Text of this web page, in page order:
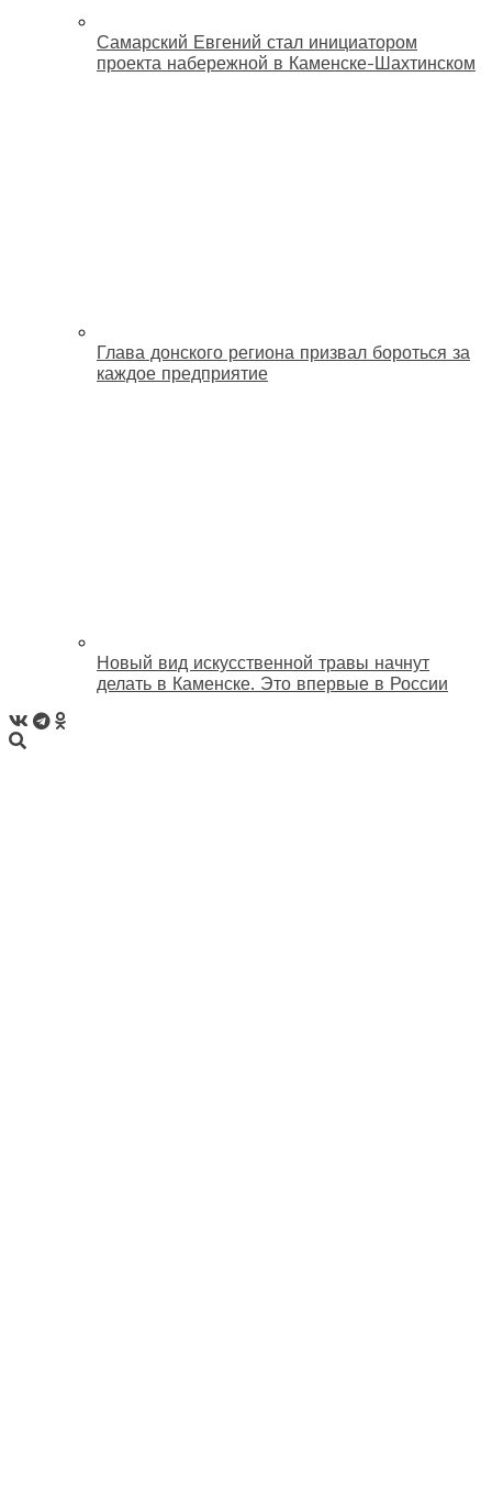
Самарский Евгений стал инициатором
проекта набережной в Каменске-Шахтинском
Глава донского региона призвал бороться за
каждое предприятие
Новый вид искусственной травы начнут
делать в Каменске. Это впервые в России